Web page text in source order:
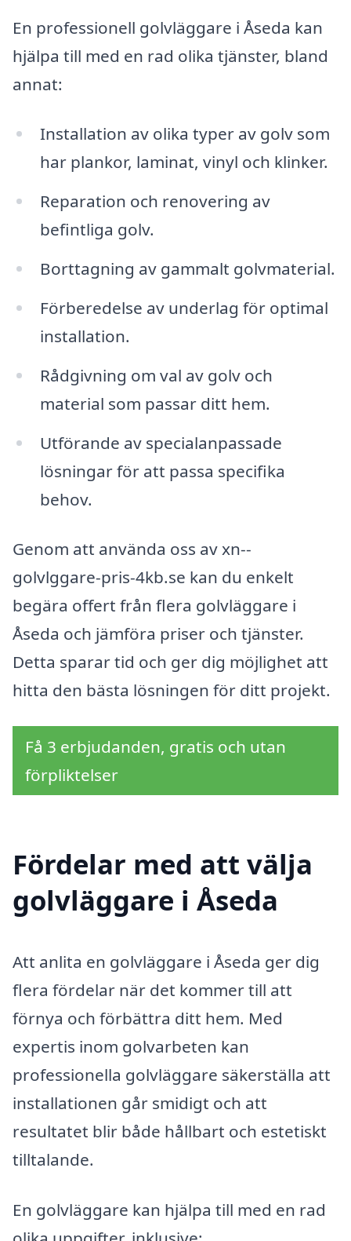
En professionell golvläggare i Åseda kan
hjälpa till med en rad olika tjänster, bland
annat:
Installation av olika typer av golv som
har plankor, laminat, vinyl och klinker.
Reparation och renovering av
befintliga golv.
Borttagning av gammalt golvmaterial.
Förberedelse av underlag för optimal
installation.
Rådgivning om val av golv och
material som passar ditt hem.
Utförande av specialanpassade
lösningar för att passa specifika
behov.
Genom att använda oss av xn--
golvlggare-pris-4kb.se kan du enkelt
begära offert från flera golvläggare i
Åseda och jämföra priser och tjänster.
Detta sparar tid och ger dig möjlighet att
hitta den bästa lösningen för ditt projekt.
Få 3 erbjudanden, gratis och utan
förpliktelser
Fördelar med att välja
golvläggare i Åseda
Att anlita en golvläggare i Åseda ger dig
flera fördelar när det kommer till att
förnya och förbättra ditt hem. Med
expertis inom golvarbeten kan
professionella golvläggare säkerställa att
installationen går smidigt och att
resultatet blir både hållbart och estetiskt
tilltalande.
En golvläggare kan hjälpa till med en rad